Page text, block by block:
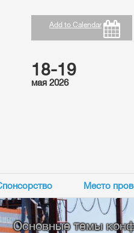
Add to Calendar
18-19
мая 2026
Место